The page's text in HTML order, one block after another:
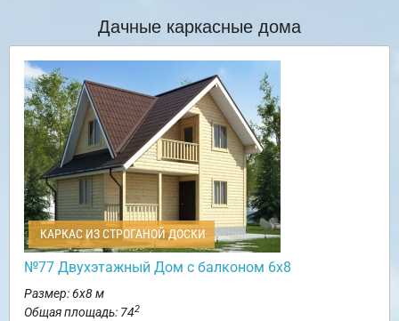
Дачные каркасные дома
КАРКАС ИЗ СТРОГАНОЙ ДОСКИ
№77 Двухэтажный Дом с балконом 6х8
Размер: 6х8 м
Общая площадь: 742